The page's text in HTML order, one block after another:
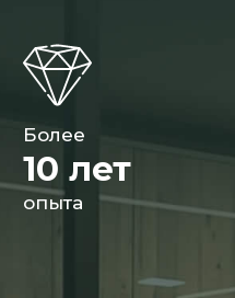
Более
10 лет
опыта